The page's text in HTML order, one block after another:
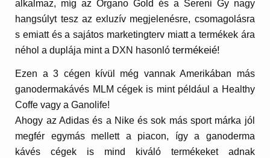
alkalmaz, míg az Organo Gold és a Sereni Gy nagy
hangsúlyt tesz az exluzív megjelenésre, csomagolásra
s emiatt és a sajátos marketingterv miatt atermékek ára
néhol a duplája mint a DXN hasonlótermékeié!
Ezen a 3 cégen kívül még vannak Amerikában más
ganodermakávés MLM cégek is mint például a Healthy
Coffe vagy aGanolife!
Ahogy az Adidas és a Nike és sok más sport márka jól
megfér egymás mellett a piacon, így a ganoderma
kávés cégek is mind kiváló termékeket adnak